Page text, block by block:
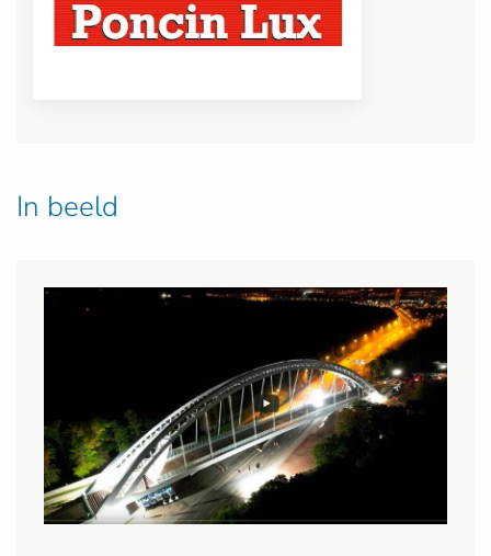
In beeld